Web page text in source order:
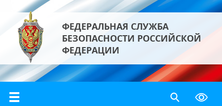
ФЕДЕРАЛЬНАЯ СЛУЖБА
БЕЗОПАСНОСТИ РОССИЙСКОЙ
ФЕДЕРАЦИИ